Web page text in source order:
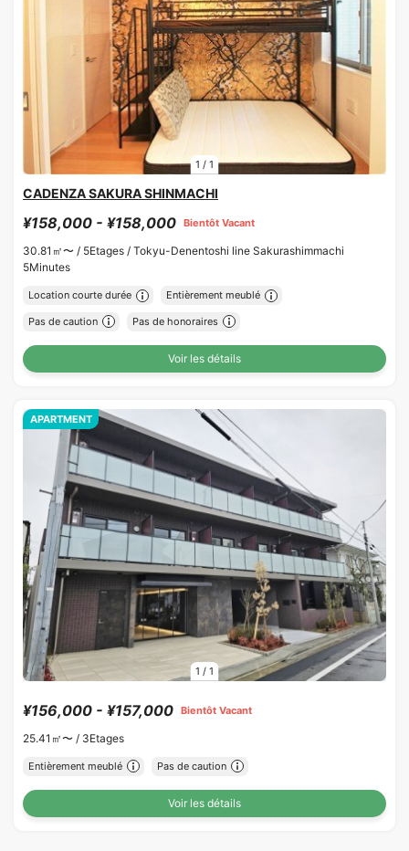
1 / 1
CADENZA SAKURA SHINMACHI
¥158,000 - ¥158,000 Bientôt Vacant
30.81㎡〜 / 5Etages / Tokyu-Denentoshi line Sakurashimmachi
5Minutes
Location courte durée Entièrement meublé
Pas de caution Pas de honoraires
Voir les détails
1 / 1
APARTMENT
¥156,000 - ¥157,000 Bientôt Vacant
25.41㎡〜 / 3Etages
Entièrement meublé Pas de caution
Voir les détails